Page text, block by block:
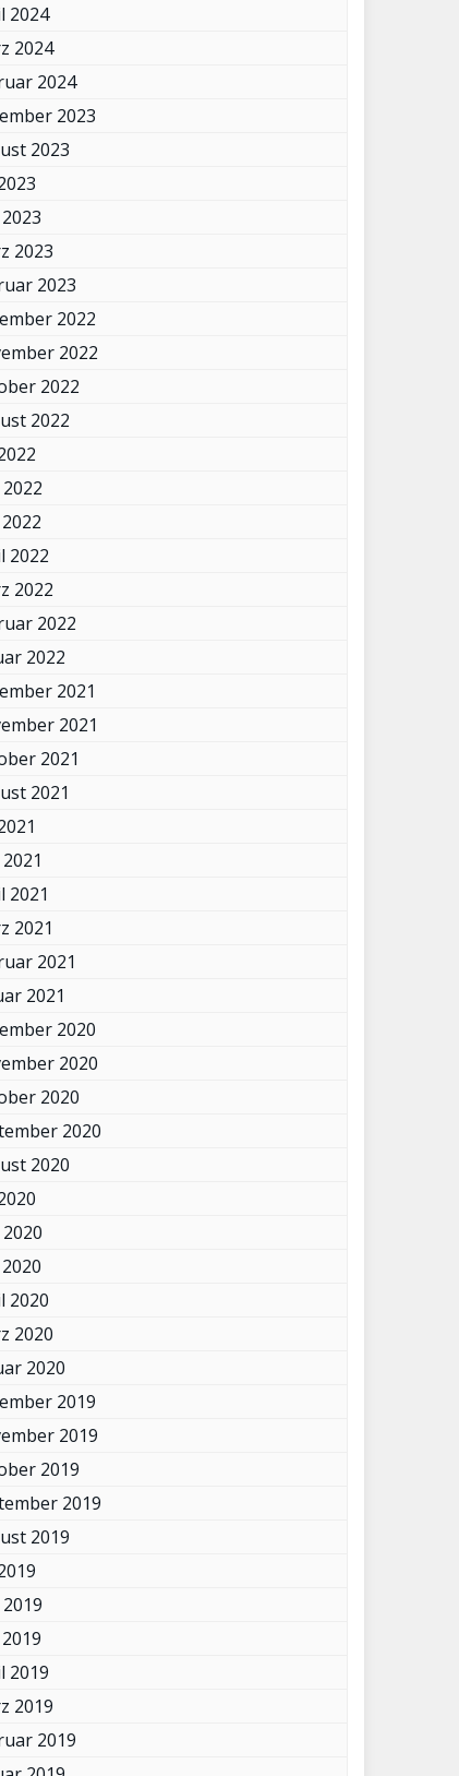
2024
2024
2024
2023
2023
2023
2023
2022
2022
2022
2022
2022
2022
2022
2022
2021
2021
2021
2021
2021
2021
2021
2021
2020
2020
2020
2020
2020
2020
2020
2020
2019
2019
2019
2019
2019
2019
2019
2019